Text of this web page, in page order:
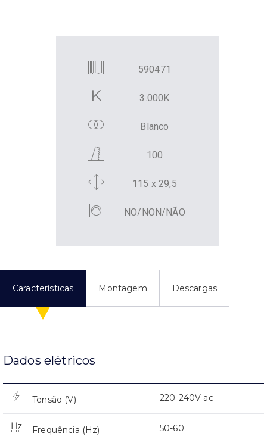
590471
3.000K
Blanco
100
115 x 29,5
NO/NON/NÃO
Características Montagem Descargas
Dados elétricos
Tensão (V) 220-240V ac
Frequência (Hz) 50-60